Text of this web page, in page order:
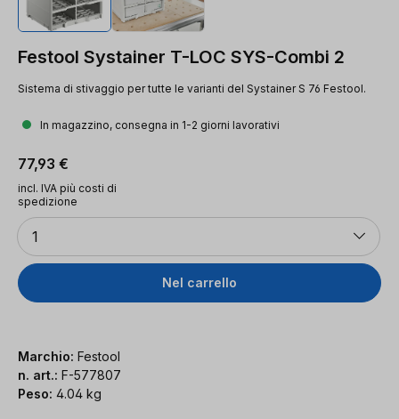
Festool Systainer T-LOC SYS-Combi 2
Sistema di stivaggio per tutte le varianti del Systainer S 76 Festool.
In magazzino, consegna in 1-2 giorni lavorativi
Prezzo normale:
77,93 €
incl. IVA più costi di
spedizione
Quantità
1
Nel carrello
Marchio: Festool
n. art.: F-577807
Peso: 4.04 kg